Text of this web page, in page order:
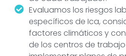
Evaluamos los riesgos
específicos de Ica,
factores climáticos y
de los centros de